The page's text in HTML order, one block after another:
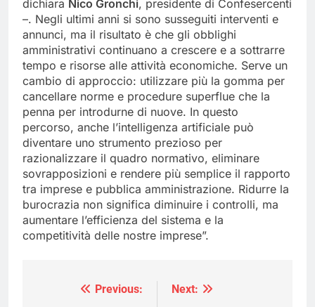
dichiara Nico Gronchi, presidente di Confesercenti
–. Negli ultimi anni si sono susseguiti interventi e
annunci, ma il risultato è che gli obblighi
amministrativi continuano a crescere e a sottrarre
tempo e risorse alle attività economiche. Serve un
cambio di approccio: utilizzare più la gomma per
cancellare norme e procedure superflue che la
penna per introdurne di nuove. In questo
percorso, anche l’intelligenza artificiale può
diventare uno strumento prezioso per
razionalizzare il quadro normativo, eliminare
sovrapposizioni e rendere più semplice il rapporto
tra imprese e pubblica amministrazione. Ridurre la
burocrazia non significa diminuire i controlli, ma
aumentare l’efficienza del sistema e la
competitività delle nostre imprese”.
Navigazione
Previous:
Next: